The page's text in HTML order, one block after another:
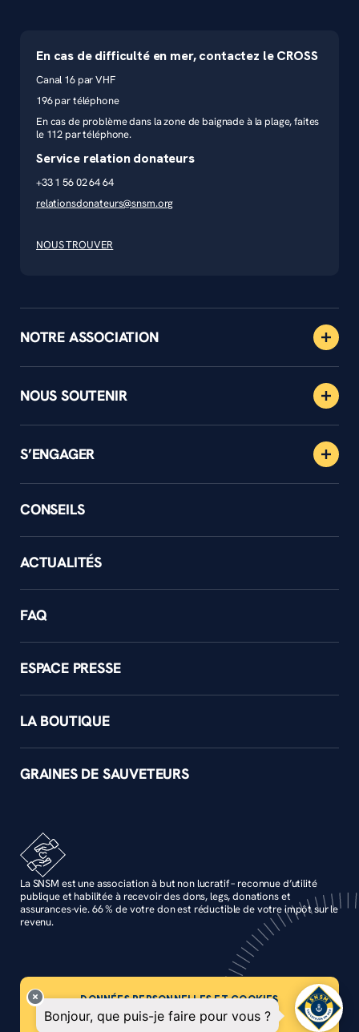
En cas de difficulté en mer, contactez le CROSS
Canal 16 par VHF
196 par téléphone
En cas de problème dans la zone de baignade à la plage, faites
le 112 par téléphone.
Service relation donateurs
+33 1 56 02 64 64
relationsdonateurs@snsm.org
NOUS TROUVER
NOTRE ASSOCIATION
NOUS SOUTENIR
S’ENGAGER
CONSEILS
ACTUALITÉS
FAQ
ESPACE PRESSE
LA BOUTIQUE
GRAINES DE SAUVETEURS
La SNSM est une association à but non lucratif – reconnue d’utilité
publique et habilitée à recevoir des dons, legs, donations et
assurances-vie. 66 % de votre don est réductible de votre impôt sur le
revenu.
DONNÉES PERSONNELLES ET COOKIES
MENTIONS LÉGALES
ACCESSIBILITÉ : NON CONFORME